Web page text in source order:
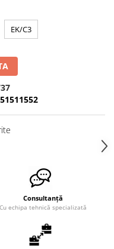
EK/C3
Consultanță
Cu echipa tehnică specializată